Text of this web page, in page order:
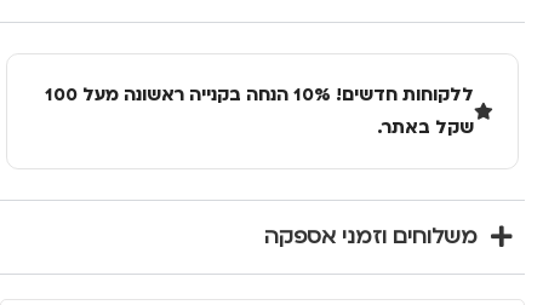
ללקוחות חדשים! 10% הנחה בקנייה ראשונה מעל 100
שקל באתר.
משלוחים וזמני אספקה